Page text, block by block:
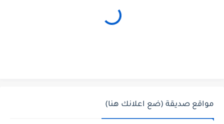
مواقع صديقة (ضع اعلانك هنا)